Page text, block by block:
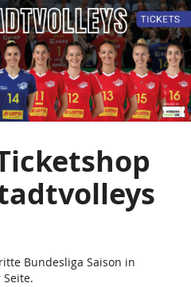
Bundesliga Saison in